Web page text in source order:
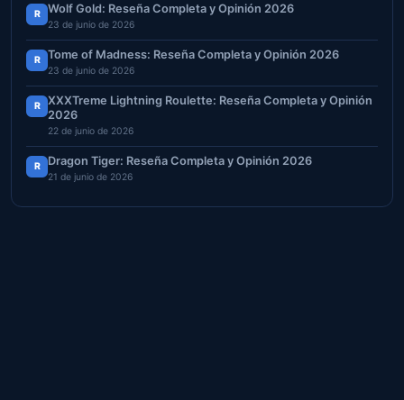
R Wolf Gold: Reseña Completa y Opinión 2026
23 de junio de 2026
R Tome of Madness: Reseña Completa y Opinión 2026
23 de junio de 2026
R
XXXTreme Lightning Roulette: Reseña Completa y Opinión
2026
22 de junio de 2026
R Dragon Tiger: Reseña Completa y Opinión 2026
21 de junio de 2026